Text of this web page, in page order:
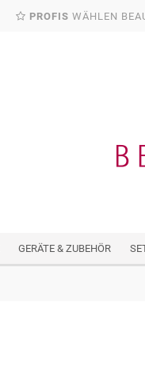
PROFIS WÄHLEN
GERÄTE & ZUBEHÖR